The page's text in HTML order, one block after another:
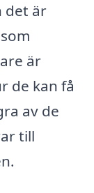
det är
är
de kan få
av de
till